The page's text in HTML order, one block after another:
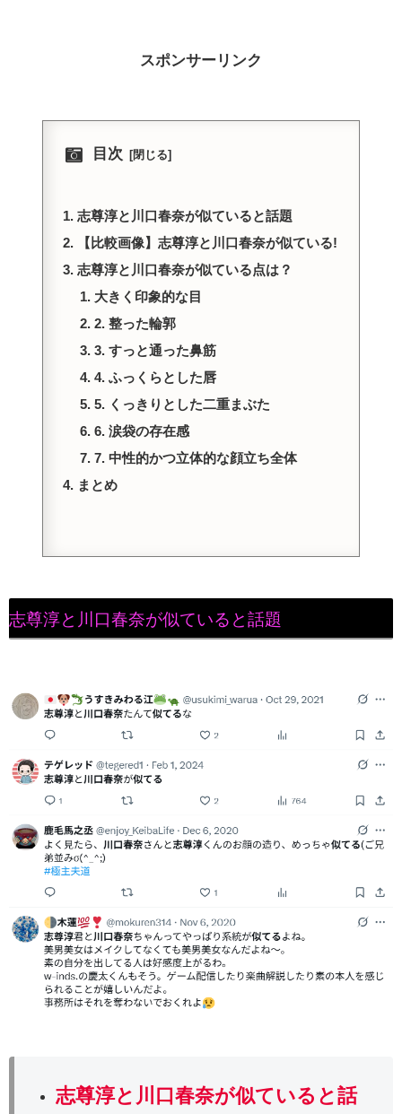
スポンサーリンク
目次
志尊淳と川口春奈が似ていると話題
【比較画像】志尊淳と川口春奈が似ている!
志尊淳と川口春奈が似ている点は？
大きく印象的な目
2. 整った輪郭
3. すっと通った鼻筋
4. ふっくらとした唇
5. くっきりとした二重まぶた
6. 涙袋の存在感
7. 中性的かつ立体的な顔立ち全体
まとめ
志尊淳と川口春奈が似ていると話題
志尊淳と川口春奈が似ていると話